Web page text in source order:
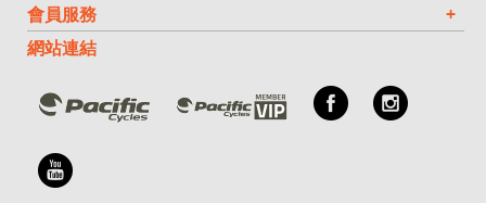
會員服務
+
網站連結